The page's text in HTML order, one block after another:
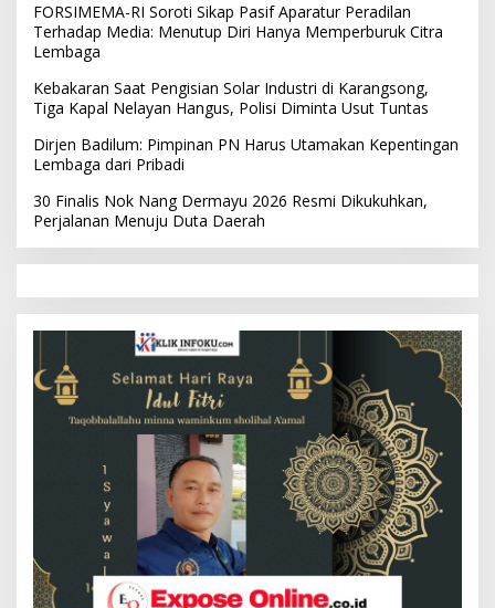
FORSIMEMA-RI Soroti Sikap Pasif Aparatur Peradilan
Terhadap Media: Menutup Diri Hanya Memperburuk Citra
Lembaga
Kebakaran Saat Pengisian Solar Industri di Karangsong,
Tiga Kapal Nelayan Hangus, Polisi Diminta Usut Tuntas
Dirjen Badilum: Pimpinan PN Harus Utamakan Kepentingan
Lembaga dari Pribadi
30 Finalis Nok Nang Dermayu 2026 Resmi Dikukuhkan,
Perjalanan Menuju Duta Daerah